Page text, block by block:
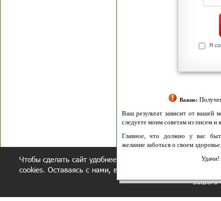
Я
Важно:Получение
Ваш результат зависит от вашей
следуете моим советам из писем и книг.
Главное, что должно у вас быть -
желание заботься о своем здоровье.
Удачи!
Чтобы сделать сайт удобнее, осуществляется обработка
cookies. Оставаясь с нами, вы соглашаетесь с нашей
вашего